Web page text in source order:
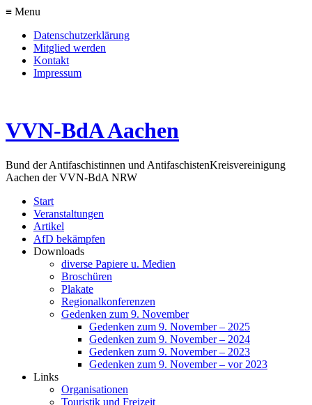
≡ Menu
Datenschutzerklärung
Mitglied werden
Kontakt
Impressum
VVN-BdA Aachen
Bund der Antifaschistinnen und AntifaschistenKreisvereinigung
Aachen der VVN-BdA NRW
Start
Veranstaltungen
Artikel
AfD bekämpfen
Downloads
diverse Papiere u. Medien
Broschüren
Plakate
Regionalkonferenzen
Gedenken zum 9. November
Gedenken zum 9. November – 2025
Gedenken zum 9. November – 2024
Gedenken zum 9. November – 2023
Gedenken zum 9. November – vor 2023
Links
Organisationen
Touristik und Freizeit